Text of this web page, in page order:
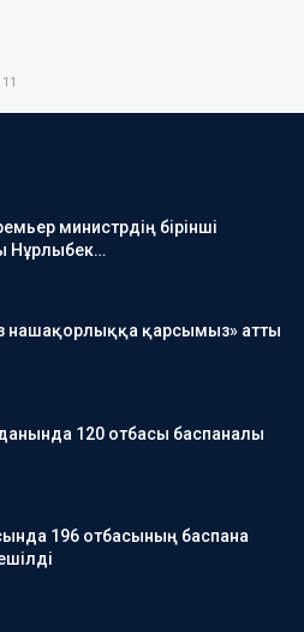
министрдің бірінші
Нұрлыбек…
нашақорлыққа қарсымыз» атты
120 отбасы баспаналы
196 отбасының баспана